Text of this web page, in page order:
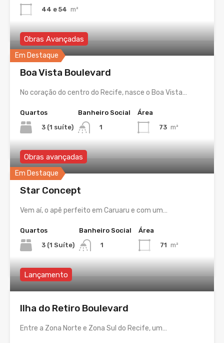
44 e 54 m²
Em Destaque
Obras Avançadas
Boa Vista Boulevard
No coração do centro do Recife, nasce o Boa Vista…
Quartos
3 (1 suíte)
Banheiro Social
1
Área
73 m²
Em Destaque
Obras avançadas
Star Concept
Vem aí, o apê perfeito em Caruaru e com um…
Quartos
3 (1 Suíte)
Banheiro Social
1
Área
71 m²
Lançamento
Ilha do Retiro Boulevard
Entre a Zona Norte e Zona Sul do Recife, um…